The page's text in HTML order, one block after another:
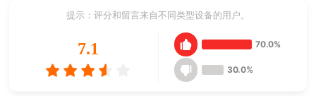
提示：评分和留言来自不同类型设备的用户。
7.1 70.0%
30.0%